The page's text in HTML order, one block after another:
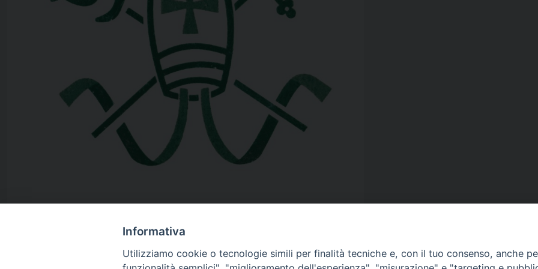
Informativa
Utilizziamo cookie o tecnologie simili per finalità tecniche e, con il tuo consenso, anche